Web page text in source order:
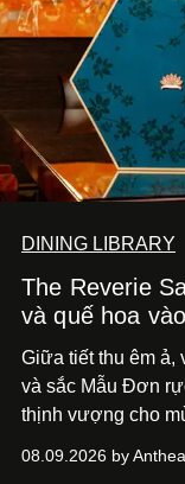
DINING LIBRARY
The Reverie
và quế hoa
Giữa tiết thu êm ả,
và sắc Mẫu Đơn
thịnh vượng cho
hương vị của
08.09.2026 by Anthea